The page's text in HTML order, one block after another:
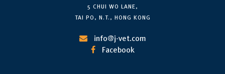
5 CHUI WO LANE,
TAI PO, N.T., HONG KONG
 info@j-vet.com
 Facebook